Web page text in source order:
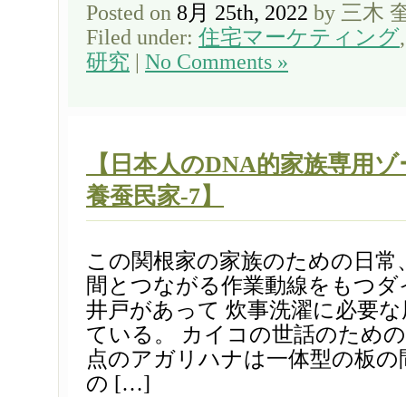
Posted on 8月 25th, 2022 by 三木
Filed under: 住宅マーケティング
研究
No Comments »
【日本人のDNA的家族専用
養蚕民家-7】
この関根家の家族のための日常
間とつながる作業動線をもつ
井戸があって 炊事洗濯に必要
ている。 カイコの世話のため
点のアガリハナは一体型の板
の […]